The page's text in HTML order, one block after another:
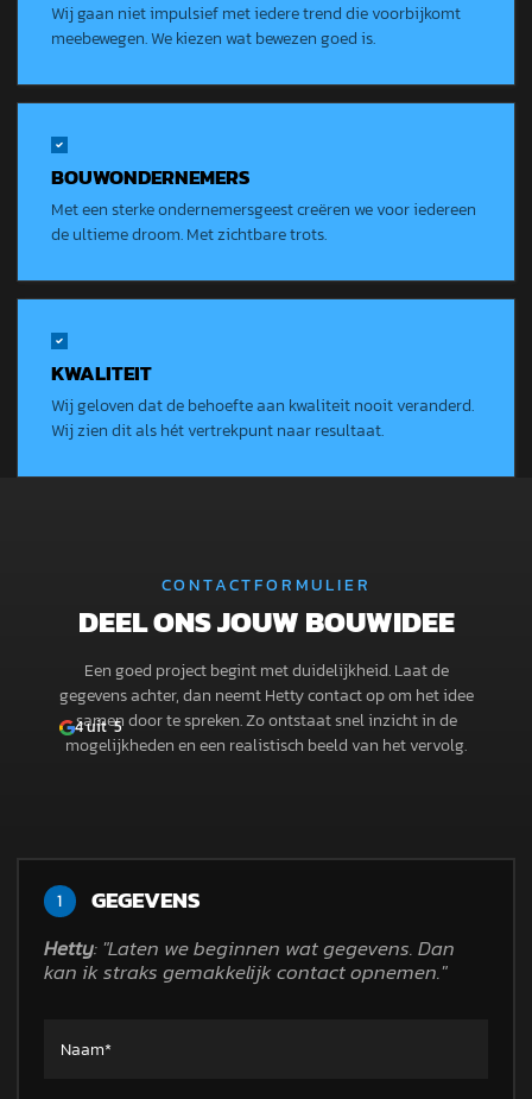
Wij gaan niet impulsief met iedere trend die voorbijkomt
meebewegen. We kiezen wat bewezen goed is.
BOUWONDERNEMERS
Met een sterke ondernemersgeest creëren we voor iedereen
de ultieme droom. Met zichtbare trots.
KWALITEIT
Wij geloven dat de behoefte aan kwaliteit nooit veranderd.
Wij zien dit als hét vertrekpunt naar resultaat.
4uit 5
CONTACTFORMULIER
DEEL ONS JOUW BOUWIDEE
Een goed project begint met duidelijkheid. Laat de
gegevens achter, dan neemt Hetty contact op om het idee
samen door te spreken. Zo ontstaat snel inzicht in de
mogelijkheden en een realistisch beeld van het vervolg.
1 GEGEVENS
Hetty: "Laten we beginnen wat gegevens. Dan
kan ik straks gemakkelijk contact opnemen."